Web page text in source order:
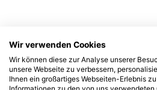
Wir verwenden Cookies
Wir können diese zur Analyse unserer
unsere Webseite zu verbessern,
Ihnen ein großartiges Webseiten-Erlebnis